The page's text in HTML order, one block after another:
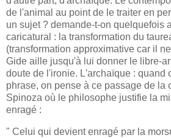
de l'animal au point de le traiter en
un sujet ? demande-t-on quelquefois
caricatural : la transformation du
(transformation approximative car il
Gide aille jusqu'à lui donner le libre-
doute de l'ironie. L'archaïque : quand
phrase, on pense à ce passage de la
Spinoza où le philosophe justifie la
enragé :
" Celui qui devient enragé par la